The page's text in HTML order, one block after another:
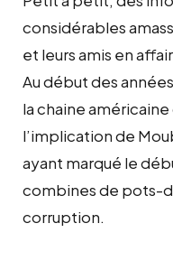
considérables
et leurs amis en
Au début des
la chaine
l’implication de
ayant marqué le
combines de pots-
corruption.